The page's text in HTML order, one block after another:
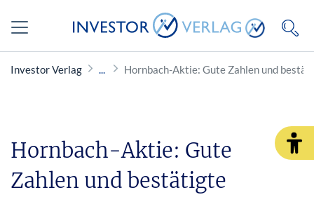
Investor Verlag Hornbach-Aktie: Gute Zahlen und
Hornbach-Aktie: Gute
Zahlen und bestätigte